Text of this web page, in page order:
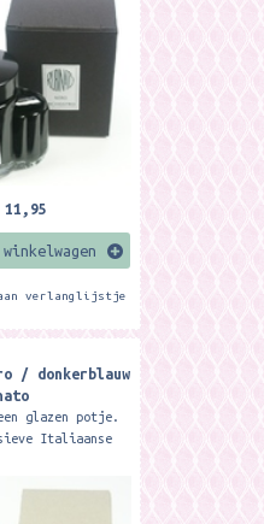
aan verlanglijstje
/ donkerblauw
glazen potje.
Italiaanse